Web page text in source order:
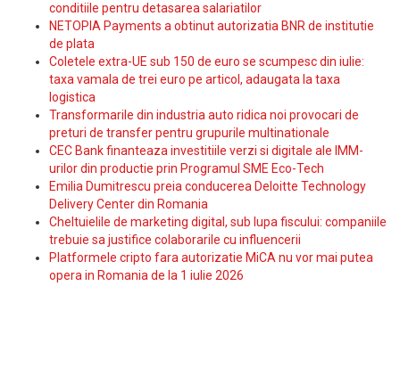
conditiile pentru detasarea salariatilor
NETOPIA Payments a obtinut autorizatia BNR de institutie
de plata
Coletele extra-UE sub 150 de euro se scumpesc din iulie:
taxa vamala de trei euro pe articol, adaugata la taxa
logistica
Transformarile din industria auto ridica noi provocari de
preturi de transfer pentru grupurile multinationale
CEC Bank finanteaza investitiile verzi si digitale ale IMM-
urilor din productie prin Programul SME Eco-Tech
Emilia Dumitrescu preia conducerea Deloitte Technology
Delivery Center din Romania
Cheltuielile de marketing digital, sub lupa fiscului: companiile
trebuie sa justifice colaborarile cu influencerii
Platformele cripto fara autorizatie MiCA nu vor mai putea
opera in Romania de la 1 iulie 2026